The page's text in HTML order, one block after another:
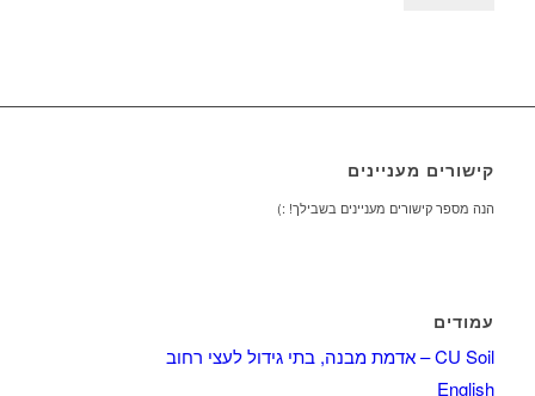
קישורים מעניינים
הנה מספר קישורים מעניינים בשבילך! :)
עמודים
CU Soil – אדמת מבנה, בתי גידול לעצי רחוב
English